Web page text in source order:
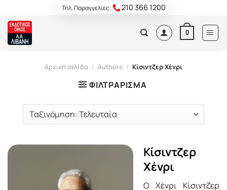
content
Τηλ. Παραγγελίες: 210 366 1200
0
Αρχική σελίδα / Authors / Κίσιντζερ Χένρι
ΦΙΛΤΡΆΡΙΣΜΑ
Κίσιντζερ
Χένρι
Ο Χένρι Κίσιντζερ